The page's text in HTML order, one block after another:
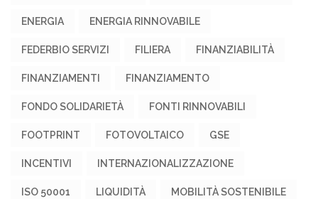
ENERGIA ENERGIA RINNOVABILE
FEDERBIO SERVIZI FILIERA FINANZIABILITÀ
FINANZIAMENTI FINANZIAMENTO
FONDO SOLIDARIETÀ FONTI RINNOVABILI
FOOTPRINT FOTOVOLTAICO GSE
INCENTIVI INTERNAZIONALIZZAZIONE
ISO 50001 LIQUIDITÀ MOBILITÀ SOSTENIBILE